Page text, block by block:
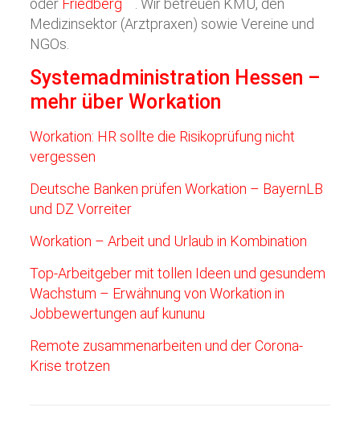
oder Friedberg
. Wir betreuen KMU, den
Medizinsektor (Arztpraxen) sowie Vereine und
NGOs.
Systemadministration Hessen –
mehr über Workation
Workation: HR sollte die Risikoprüfung nicht
vergessen
Deutsche Banken prüfen Workation – BayernLB
und DZ Vorreiter
Workation – Arbeit und Urlaub in Kombination
Top-Arbeitgeber mit tollen Ideen und gesundem
Wachstum – Erwähnung von Workation in
Jobbewertungen auf kununu
Remote zusammenarbeiten und der Corona-
Krise trotzen